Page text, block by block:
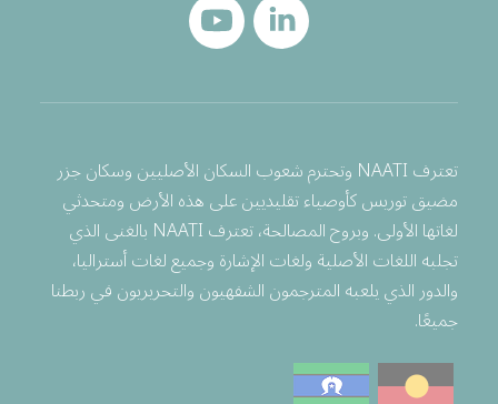
تعترف NAATI وتحترم شعوب السكان الأصليين وسكان جزر
مضيق توريس كأوصياء تقليديين على هذه الأرض ومتحدثي
لغاتها الأولى. وبروح المصالحة، تعترف NAATI بالغنى الذي
تجلبه اللغات الأصلية ولغات الإشارة وجميع لغات أستراليا،
والدور الذي يلعبه المترجمون الشفهيون والتحريريون في ربطنا
جميعًا.